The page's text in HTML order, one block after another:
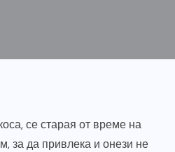
се старая от време на
за да привлека и онези не